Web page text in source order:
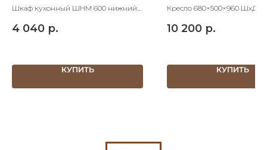
мойку 600 мм
Шкаф кухонный ШНМ 600 нижний
4 040 р.
КУПИТЬ
Кресло 680×500×960 ШхДхВ
10 200 р.
КУПИТЬ